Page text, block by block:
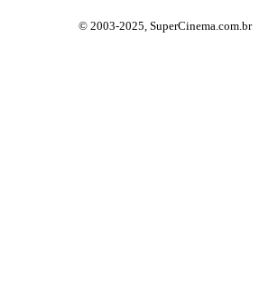
© 2003-2025, SuperCinema.com.br